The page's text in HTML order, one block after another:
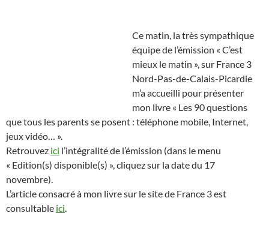
Ce matin, la très sympathique
équipe de l’émission « C’est
mieux le matin », sur France 3
Nord-Pas-de-Calais-Picardie
m’a accueilli pour présenter
mon livre « Les 90 questions
que tous les parents se posent : téléphone mobile, Internet,
jeux vidéo… ».
Retrouvez ici l’intégralité de l’émission (dans le menu
« Edition(s) disponible(s) », cliquez sur la date du 17
novembre).
L’article consacré à mon livre sur le site de France 3 est
consultable ici.